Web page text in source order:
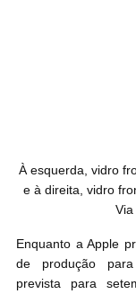
À esquerda, vidro
e à direita, vidro
Via
Enquanto a Apple
de produção
prevista para